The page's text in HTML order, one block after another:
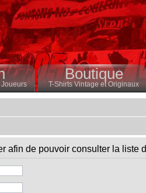
Joueurs
Boutique
T-Shirts Vintage et Originaux
afin de pouvoir consulter la liste